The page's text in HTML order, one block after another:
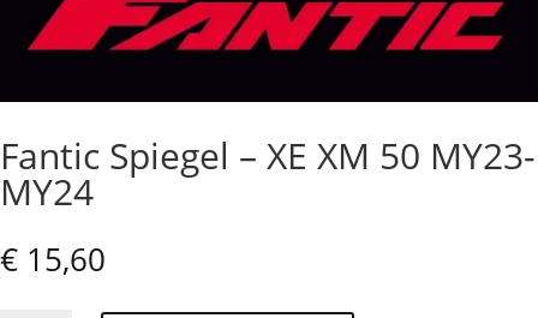
Fantic Spiegel – XE XM 50 MY23-
MY24
€ 15,60